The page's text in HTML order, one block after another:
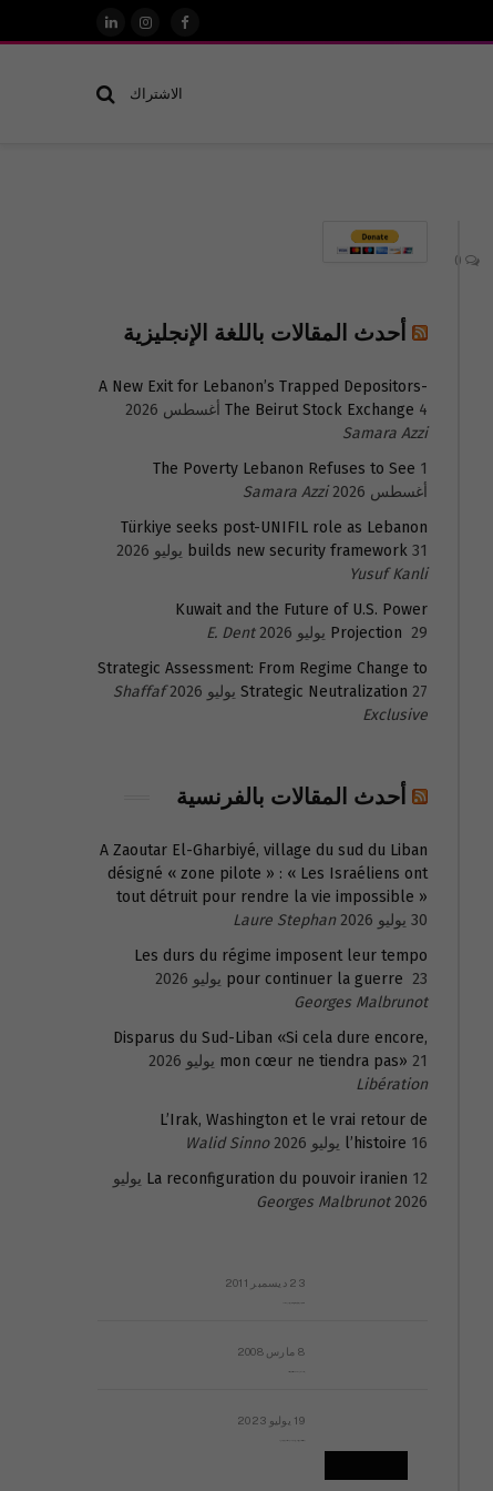
فيسبوكالانستغرام
لينكدإن
الاشتراك
أحدث المقالات باللغة الإنجليزية
A New Exit for Lebanon’s Trapped Depositors-
The Beirut Stock Exchange 4 أغسطس 2026
Samara Azzi
The Poverty Lebanon Refuses to See 1
أغسطس 2026
Samara Azzi
Türkiye seeks post-UNIFIL role as Lebanon
builds new security framework 31 يوليو 2026
Yusuf Kanli
Kuwait and the Future of U.S. Power
Projection 29 يوليو 2026
E. Dent
Strategic Assessment: From Regime Change to
Strategic Neutralization 27 يوليو 2026
Shaffaf
Exclusive
أحدث المقالات بالفرنسية
A Zaoutar El-Gharbiyé, village du sud du Liban
désigné « zone pilote » : « Les Israéliens ont
tout détruit pour rendre la vie impossible »
30 يوليو 2026
Laure Stephan
Les durs du régime imposent leur tempo
pour continuer la guerre 23 يوليو 2026
Georges Malbrunot
Disparus du Sud-Liban «Si cela dure encore,
mon cœur ne tiendra pas» 21 يوليو 2026
Libération
L’Irak, Washington et le vrai retour de
l’histoire 16 يوليو 2026
Walid Sinno
La reconfiguration du pouvoir iranien 12 يوليو
2026
Georges Malbrunot
23 ديسمبر 2011
8 مارس 2008
19 يوليو 2023